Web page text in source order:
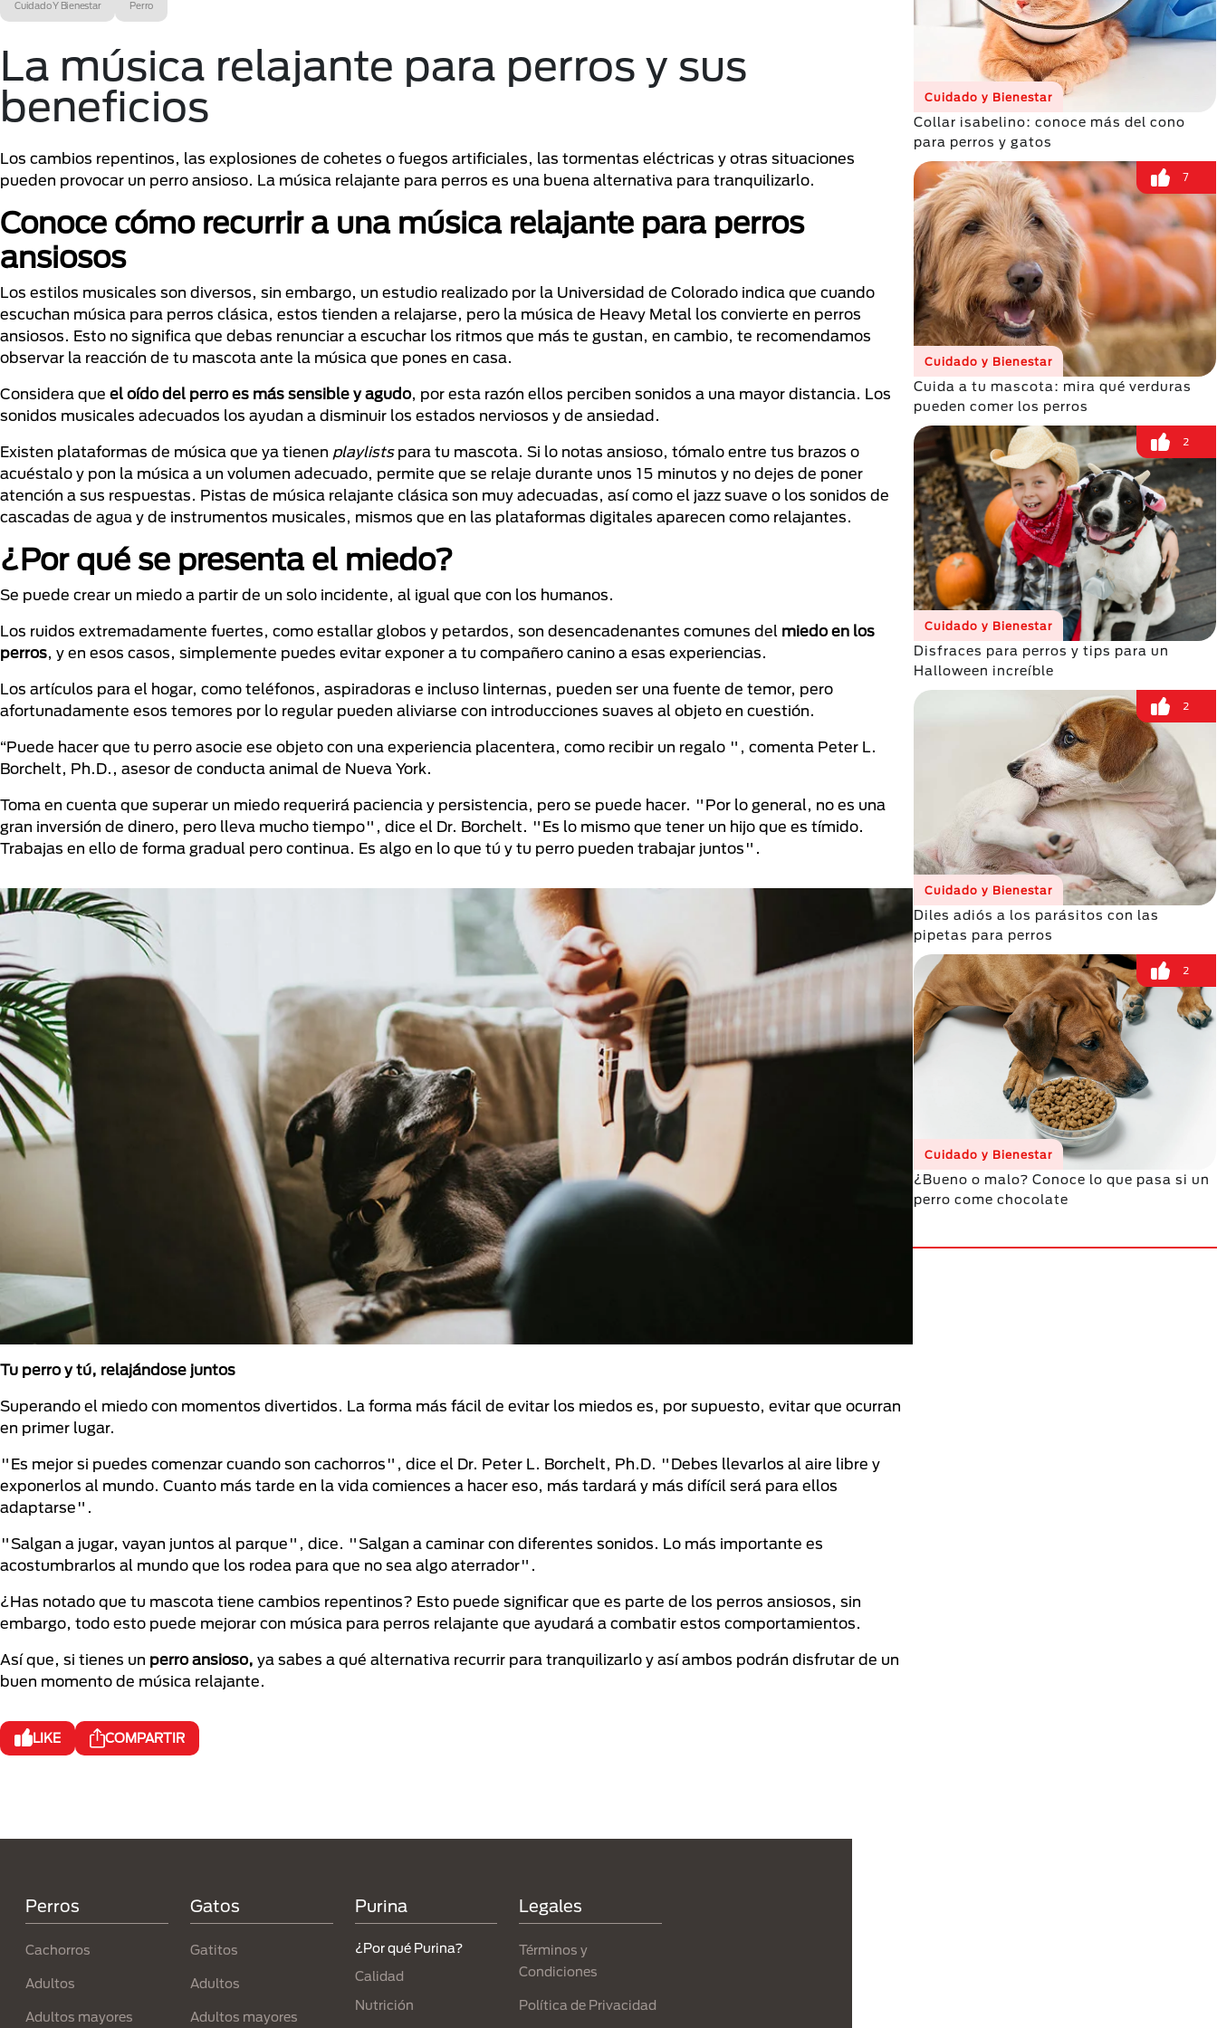
Cuidado Y Bienestar Perro
La música relajante para perros y sus
beneficios
Los cambios repentinos, las explosiones de cohetes o fuegos artificiales, las tormentas eléctricas y otras situaciones
pueden provocar un perro ansioso. La música relajante para perros es una buena alternativa para tranquilizarlo.
Conoce cómo recurrir a una música relajante para perros
ansiosos
Los estilos musicales son diversos, sin embargo, un estudio realizado por la Universidad de Colorado indica que cuando
escuchan música para perros clásica, estos tienden a relajarse, pero la música de Heavy Metal los convierte en perros
ansiosos. Esto no significa que debas renunciar a escuchar los ritmos que más te gustan, en cambio, te recomendamos
observar la reacción de tu mascota ante la música que pones en casa.
Considera que el oído del perro es más sensible y agudo, por esta razón ellos perciben sonidos a una mayor distancia. Los
sonidos musicales adecuados los ayudan a disminuir los estados nerviosos y de ansiedad.
Existen plataformas de música que ya tienen playlistspara tu mascota. Si lo notas ansioso, tómalo entre tus brazos o
acuéstalo y pon la música a un volumen adecuado, permite que se relaje durante unos 15 minutos y no dejes de poner
atención a sus respuestas. Pistas de música relajante clásica son muy adecuadas, así como el jazz suave o los sonidos de
cascadas de agua y de instrumentos musicales, mismos que en las plataformas digitales aparecen como relajantes.
¿Por qué se presenta el miedo?
Se puede crear un miedo a partir de un solo incidente, al igual que con los humanos.
Los ruidos extremadamente fuertes, como estallar globos y petardos, son desencadenantes comunes del miedo en los
perros, y en esos casos, simplemente puedes evitar exponer a tu compañero canino a esas experiencias.
Los artículos para el hogar, como teléfonos, aspiradoras e incluso linternas, pueden ser una fuente de temor, pero
afortunadamente esos temores por lo regular pueden aliviarse con introducciones suaves al objeto en cuestión.
“Puede hacer que tu perro asocie ese objeto con una experiencia placentera, como recibir un regalo ", comenta Peter L.
Borchelt, Ph.D., asesor de conducta animal de Nueva York.
Toma en cuenta que superar un miedo requerirá paciencia y persistencia, pero se puede hacer. "Por lo general, no es una
gran inversión de dinero, pero lleva mucho tiempo", dice el Dr. Borchelt. "Es lo mismo que tener un hijo que es tímido.
Trabajas en ello de forma gradual pero continua. Es algo en lo que tú y tu perro pueden trabajar juntos".
Tu perro y tú, relajándose juntos
Superando el miedo con momentos divertidos. La forma más fácil de evitar los miedos es, por supuesto, evitar que ocurran
en primer lugar.
"Es mejor si puedes comenzar cuando son cachorros", dice el Dr. Peter L. Borchelt, Ph.D. "Debes llevarlos al aire libre y
exponerlos al mundo. Cuanto más tarde en la vida comiences a hacer eso, más tardará y más difícil será para ellos
adaptarse".
"Salgan a jugar, vayan juntos al parque", dice. "Salgan a caminar con diferentes sonidos. Lo más importante es
acostumbrarlos al mundo que los rodea para que no sea algo aterrador".
¿Has notado que tu mascota tiene cambios repentinos? Esto puede significar que es parte de los perros ansiosos, sin
embargo, todo esto puede mejorar con música para perros relajante que ayudará a combatir estos comportamientos.
Así que, si tienes un perro ansioso, ya sabes a qué alternativa recurrir para tranquilizarlo y así ambos podrán disfrutar de un
buen momento de música relajante.
LIKE COMPARTIR
Cuidado y Bienestar
Collar isabelino: conoce más del cono
para perros y gatos
7
Cuidado y Bienestar
Cuida a tu mascota: mira qué verduras
pueden comer los perros
2
Cuidado y Bienestar
Disfraces para perros y tips para un
Halloween increíble
2
Cuidado y Bienestar
Diles adiós a los parásitos con las
pipetas para perros
2
Cuidado y Bienestar
¿Bueno o malo? Conoce lo que pasa si un
perro come chocolate
Perros
Cachorros
Adultos
Adultos mayores
Gatos
Gatitos
Adultos
Adultos mayores
Purina
¿Por qué Purina?
Calidad
Nutrición
Legales
Términos y
Condiciones
Política de Privacidad